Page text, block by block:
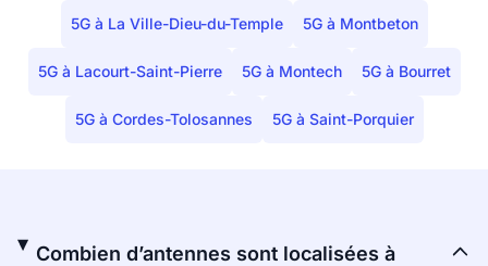
5G à La Ville-Dieu-du-Temple 5G à Montbeton
5G à Lacourt-Saint-Pierre 5G à Montech 5G à Bourret
5G à Cordes-Tolosannes 5G à Saint-Porquier
Combien d’antennes sont localisées à